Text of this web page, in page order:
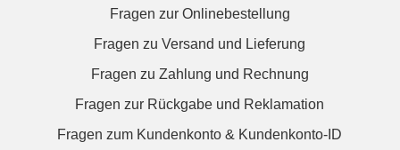
Fragen zur Onlinebestellung
Fragen zu Versand und Lieferung
Fragen zu Zahlung und Rechnung
Fragen zur Rückgabe und Reklamation
Fragen zum Kundenkonto & Kundenkonto-ID